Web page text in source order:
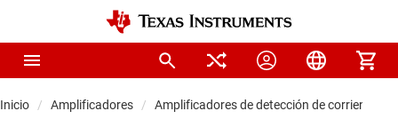
Inicio Amplificadores Amplificadores de detección de corriente